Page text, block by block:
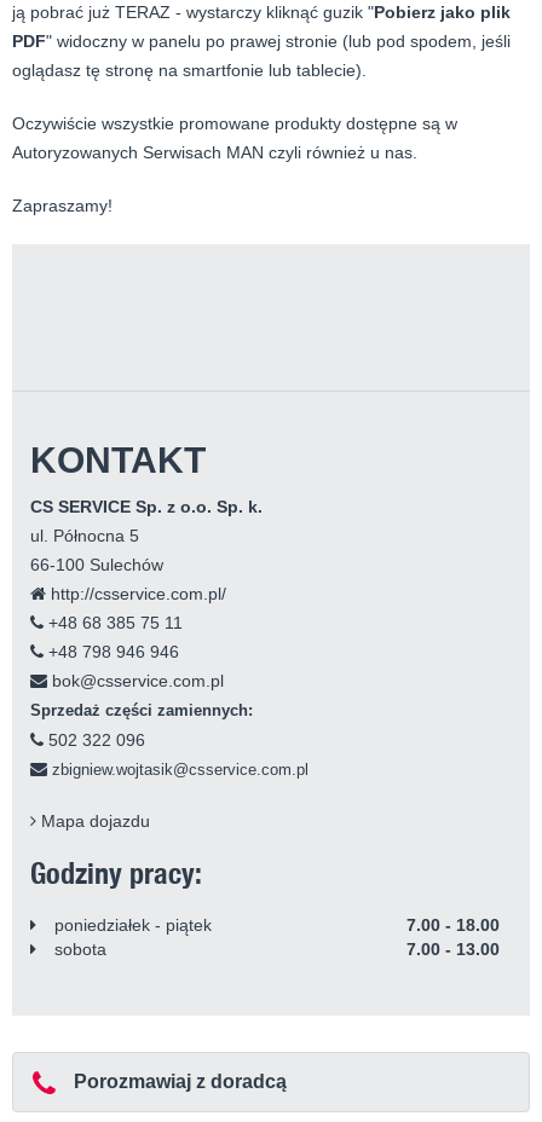
ją pobrać już TERAZ - wystarczy kliknąć guzik "Pobierz jako plik
PDF" widoczny w panelu po prawej stronie (lub pod spodem, jeśli
oglądasz tę stronę na smartfonie lub tablecie).
Oczywiście wszystkie promowane produkty dostępne są w
Autoryzowanych Serwisach MAN czyli również u nas.
Zapraszamy!
KONTAKT
CS SERVICE Sp. z o.o. Sp. k.
ul. Północna 5
66-100 Sulechów
http://csservice.com.pl/
+48 68 385 75 11
+48 798 946 946
bok@csservice.com.pl
Sprzedaż części zamiennych:
502 322 096
zbigniew.wojtasik@csservice.com.pl
Mapa dojazdu
Godziny pracy:
poniedziałek - piątek
7.00 - 18.00
sobota
7.00 - 13.00
Porozmawiaj z doradcą